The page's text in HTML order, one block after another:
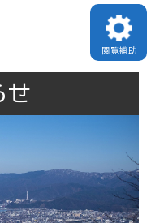
本文へ
閲覧補助
せ